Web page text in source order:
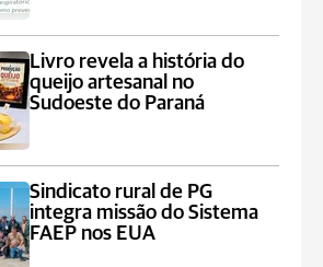
Livro revela a história do
queijo artesanal no
Sudoeste do Paraná
Sindicato rural de PG
integra missão do Sistema
FAEP nos EUA